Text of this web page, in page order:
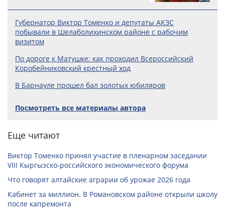
Губернатор Виктор Томенко и депутаты АКЗС
побывали в Шелаболихинском районе с рабочим
визитом
По дороге к Матушке: как проходил Всероссийский
Коробейниковский крестный ход
В Барнауле прошел бал золотых юбиляров
Посмотреть все материалы автора
Еще читают
Виктор Томенко принял участие в пленарном заседании
VIII Кыргызско-российского экономического форума
Что говорят алтайские аграрии об урожае 2026 года
Кабинет за миллион. В Романовском районе открыли школу
после капремонта